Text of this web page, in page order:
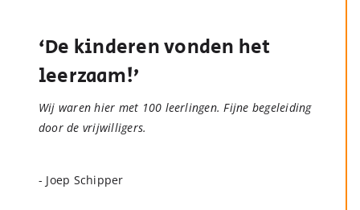
‘De kinderen vonden het
leerzaam!’
Wij waren hier met 100 leerlingen. Fijne begeleiding
door de vrijwilligers.
- Joep Schipper